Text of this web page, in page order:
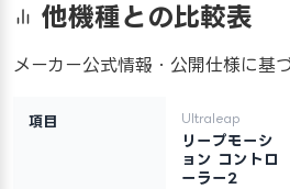
他機種との比較表
メーカー公式情報・公開仕様に基
項目 Ultraleap
リープモーシ
ョン コントロ
ーラー2